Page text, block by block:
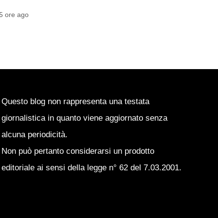
6 ore ago
Questo blog non rappresenta una testata
giornalistica in quanto viene aggiornato senza
alcuna periodicità.
Non può pertanto considerarsi un prodotto
editoriale ai sensi della legge n° 62 del 7.03.2001.